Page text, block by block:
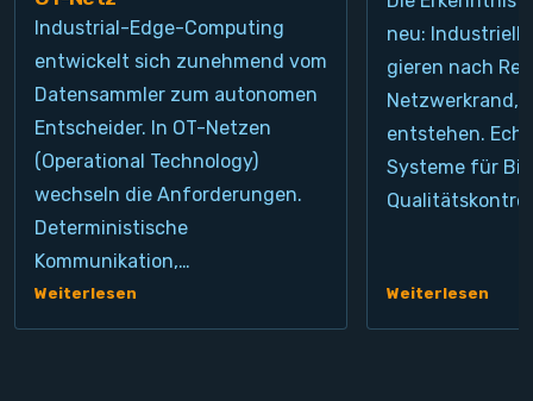
Industrial-Edge-Computing
entwickelt sich zunehmend vom
Datensammler zum autonomen
Entscheider. In OT-Netzen
(Operational Technology)
wechseln die Anforderungen.
Deterministische
Kommunikation,…
Weiterlesen
neu:
gieren nach
Netzwerkrand,
entstehen.
Systeme für
Weiterlesen